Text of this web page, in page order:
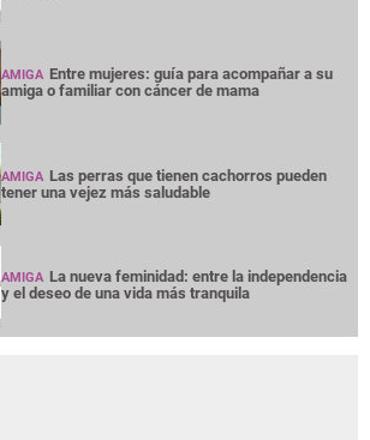
AMIGA Entre mujeres: guía para acompañar a su
amiga o familiar con cáncer de mama
AMIGA Las perras que tienen cachorros pueden
tener una vejez más saludable
AMIGA La nueva feminidad: entre la independencia
y el deseo de una vida más tranquila